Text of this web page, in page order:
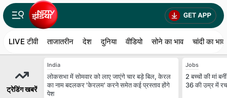
LIVE टीवी ताजातरीन देश दुनिया वीडियो सोने का भाव चांदी का भाव
ट्रेडिंग खबरें
India
लोकसभा में सोमवार को लाए जाएंगे चार बड़े बिल, केरल
का नाम बदलकर 'केरलम' करने समेत कई प्रस्ताव होंगे
पेश
Jobs
2 बच्चों की मां
36 की उम्र में